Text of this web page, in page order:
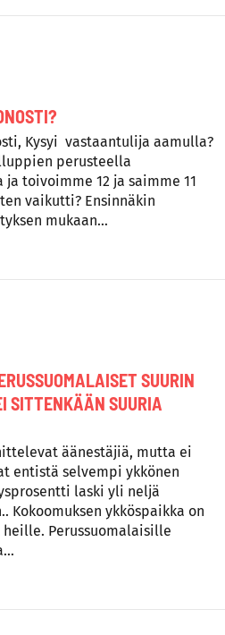
Kysyi vastaantulija aamulla?
perusteella
toivoimme 12 ja saimme 11
vaikutti? Ensinnäkin
mukaan…
SUURIN
SITTENKÄÄN SUURIA
äänestäjiä, mutta ei
entistä selvempi ykkönen
laski yli neljä
Kokoomuksen ykköspaikka on
Perussuomalaisille